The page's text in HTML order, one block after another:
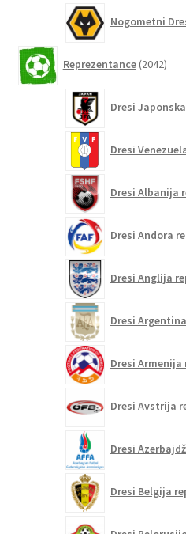
Nogometni
Reprezentance 2042
Dresi
Dresi
Dresi Albanija
Dresi Andora
Dresi Anglija
Dresi
Dresi
Dresi Avstrija
Dresi
Dresi Belgija